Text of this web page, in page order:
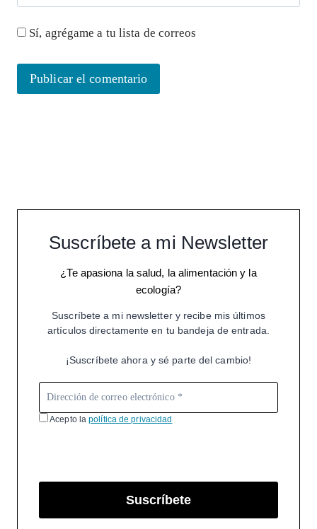
Sí, agrégame a tu lista de correos
Suscríbete a mi Newsletter
¿Te apasiona la salud, la alimentación y la
ecología?
Suscríbete a mi newsletter y recibe mis últimos
artículos directamente en tu bandeja de entrada.
¡Suscríbete ahora y sé parte del cambio!
Acepto lapolítica de privacidad
Suscríbete